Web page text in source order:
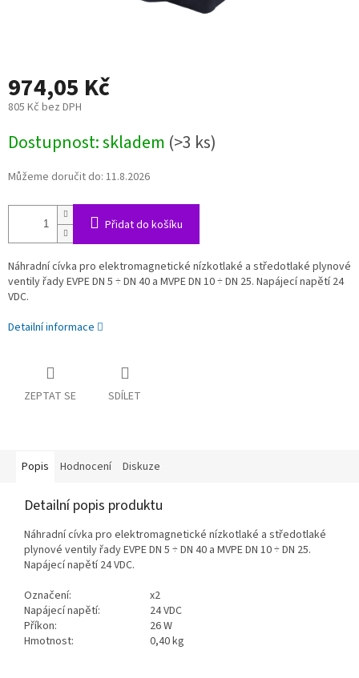
974,05 Kč
805 Kč bez DPH
cena:
Dostupnost: skladem (>3 ks)
Můžeme doručit do: 11.8.2026
Přidat do košíku
Náhradní cívka pro elektromagnetické nízkotlaké a středotlaké plynové
ventily řady EVPE DN 5 ÷ DN 40 a MVPE DN 10 ÷ DN 25. Napájecí napětí 24
VDC.
Detailní informace
ZEPTAT SE SDÍLET
Popis Hodnocení Diskuze
Detailní popis produktu
Náhradní cívka pro elektromagnetické nízkotlaké a středotlaké
plynové ventily řady EVPE DN 5 ÷ DN 40 a MVPE DN 10 ÷ DN 25.
Napájecí napětí 24 VDC.
Označení:
x2
Napájecí napětí:
24 VDC
Příkon:
26 W
Hmotnost:
0,40 kg